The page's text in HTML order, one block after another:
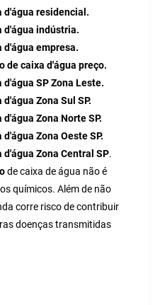
d'água residencial.
d'água indústria.
empresa.
de caixa d'água preço.
SP Zona Leste.
Zona Sul SP.
Zona Norte SP.
Zona Oeste SP.
Zona Central SP.
de caixa de água não é
químicos. Além de não
corre risco de contribuir
doenças transmitidas